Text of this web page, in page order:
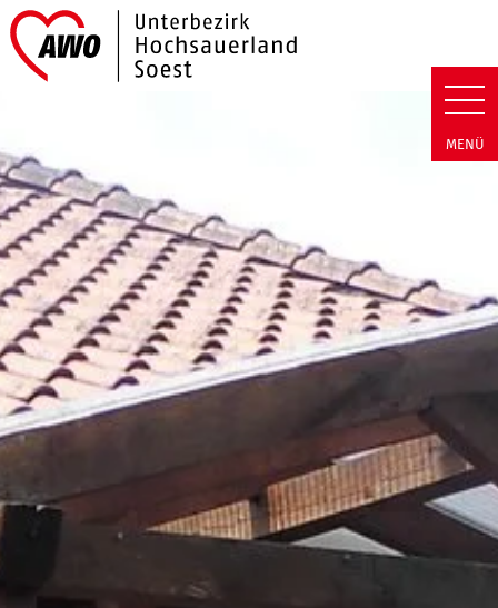
AWO Hochsauerland/Soest |
MENÜ